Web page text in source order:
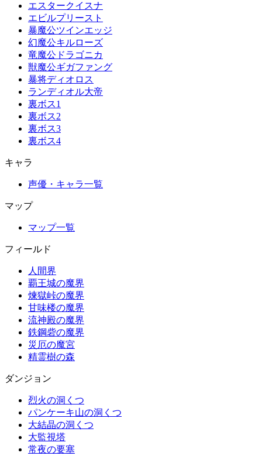
エスタークイスナ
エビルプリースト
暴魔公ツインエッジ
幻魔公キルローズ
竜魔公ドラゴニカ
獣魔公ギガファング
暴将ディオロス
ランディオル大帝
裏ボス1
裏ボス2
裏ボス3
裏ボス4
キャラ
声優・キャラ一覧
マップ
マップ一覧
フィールド
人間界
覇王城の魔界
煉獄峠の魔界
甘味楼の魔界
流神殿の魔界
鉄鋼砦の魔界
災厄の魔宮
精霊樹の森
ダンジョン
烈火の洞くつ
パンケーキ山の洞くつ
大結晶の洞くつ
大監視塔
常夜の要塞